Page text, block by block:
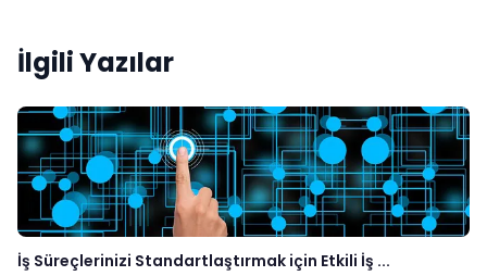
İlgili Yazılar
İş Süreçlerinizi Standartlaştırmak için Etkili İş ...